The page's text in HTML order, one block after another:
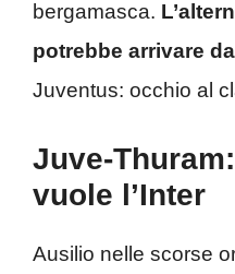
bergamasca.
potrebbe arrivare
Juventus: occhio al
Juve-
vuole l’Inter
Ausilio nelle scorse